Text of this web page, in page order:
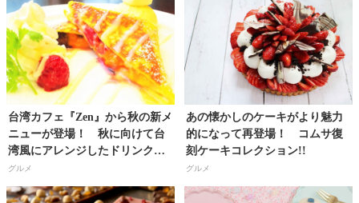
台湾カフェ『Zen』から秋の新メ
ニューが登場！ 秋に向けて台
湾風にアレンジしたドリンク・
フードを新発売!!
グルメ
あの懐かしのケーキがより魅力
的になって再登場！ コムサ復
刻ケーキコレクション!!
グルメ